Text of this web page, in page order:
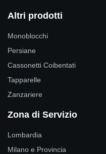
Altri prodotti
Monoblocchi
Persiane
Cassonetti Coibentati
Tapparelle
Zanzariere
Zona di Servizio
Lombardia
Milano e Provincia